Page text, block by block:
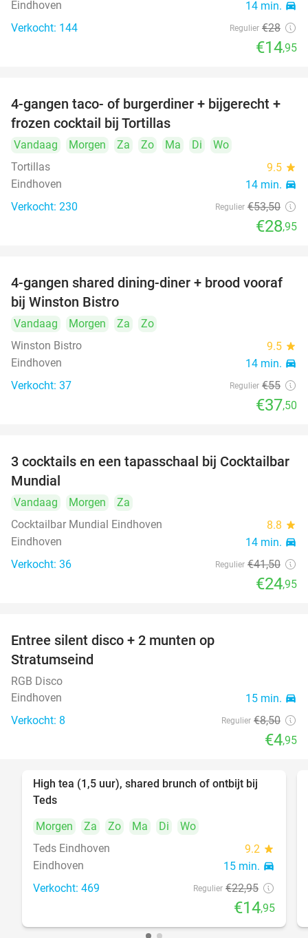
Eindhoven 14 min. directions_car
Verkocht: 144 Regulier €28
€14,95
46%
4-gangen taco- of burgerdiner + bijgerecht +
frozen cocktail bij Tortillas
Vandaag Morgen Za Zo Ma Di
Wo
Tortillas
9.5 star
Eindhoven 14 min. directions_car
Verkocht: 230 Regulier €53,50
€28,95
32%
4-gangen shared dining-diner + brood vooraf
bij Winston Bistro
Vandaag Morgen Za
Zo
Winston Bistro
9.5 star
Eindhoven 14 min. directions_car
Verkocht: 37 Regulier €55
€37,50
40%
3 cocktails en een tapasschaal bij Cocktailbar
Mundial
Vandaag Morgen
Za
Cocktailbar Mundial Eindhoven
8.8 star
Eindhoven 14 min. directions_car
Verkocht: 36 Regulier €41,50
€24,95
Entree silent disco + 2 munten op
Stratumseind
RGB Disco
Eindhoven
15 min. directions_car
Verkocht: 8 Regulier €8,50
€4,95
35%
High tea (1,5 uur), shared brunch of ontbijt bij
Teds
Morgen
Za Zo Ma Di
Wo
Teds Eindhoven
9.2 star
Eindhoven 15 min. directions_car
Verkocht: 469 Regulier €22,95
€14,95